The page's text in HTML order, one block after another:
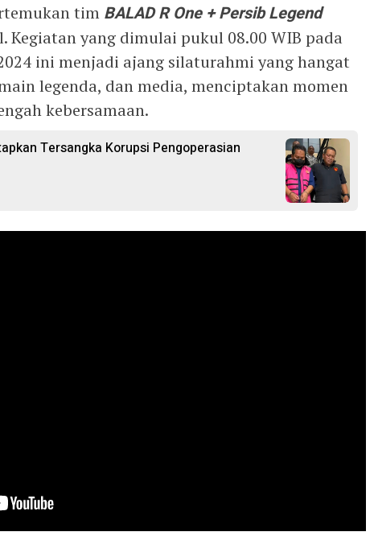
tim BALAD R One + Persib Legend
Kegiatan yang dimulai pukul 08.00 WIB pada
ini menjadi ajang silaturahmi yang hangat
legenda, dan media, menciptakan momen
kebersamaan.
Tersangka Korupsi Pengoperasian